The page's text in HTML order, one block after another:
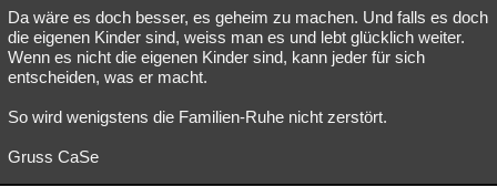
Da wäre es doch besser, es geheim zu machen. Und falls es doch
die eigenen Kinder sind, weiss man es und lebt glücklich weiter.
Wenn es nicht die eigenen Kinder sind, kann jeder für sich
entscheiden, was er macht.
So wird wenigstens die Familien-Ruhe nicht zerstört.
Gruss CaSe